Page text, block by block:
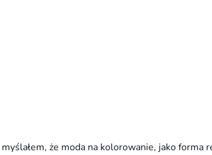
myślałem, że moda na kolorowanie, jako